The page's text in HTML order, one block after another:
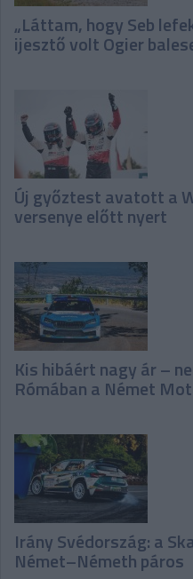
„Láttam, hogy Seb
ijesztő volt Ogier
Új győztest avatott a
versenye előtt nyert
Kis hibáért nagy ár –
Rómában a Német
Irány Svédország: a
Német–Németh páros